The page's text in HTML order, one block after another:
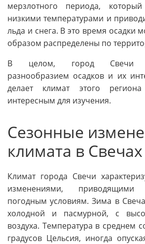
мерзлотного периода, который
низкими температурами и
льда и снега. В это время осадки
образом распределены по
В целом, город Свечи
разнообразием осадков и их
делает климат этого
интересным для изучения.
Сезонные
климата в Свечах
Климат города Свечи
изменениями,
погодным условиям. Зима в
холодной и пасмурной, с
воздуха. Температура в среднем
градусов Цельсия, иногда